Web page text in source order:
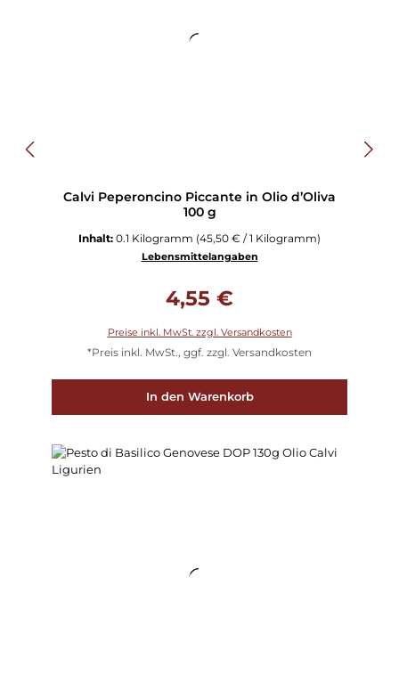
Calvi Peperoncino Piccante in Olio d’Oliva
100 g
Inhalt: 0.1 Kilogramm (45,50 € / 1 Kilogramm)
Lebensmittelangaben
4,55 €
Preise inkl. MwSt. zzgl. Versandkosten
*Preis inkl. MwSt., ggf. zzgl. Versandkosten
In den Warenkorb